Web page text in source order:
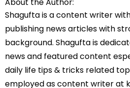
Shagufta is a content writer
publishing news articles with
background. Shagufta is
news and featured content
daily life tips & tricks related
employed as content writer at